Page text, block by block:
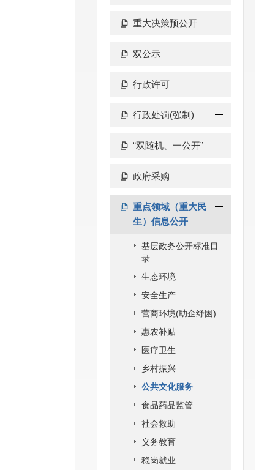
重大决策预公开
双公示
行政许可
行政处罚(强制)
“双随机、一公开”
政府采购
重点领域（重大民
生）信息公开
基层政务公开标准目
录
生态环境
安全生产
营商环境(助企纾困)
惠农补贴
医疗卫生
乡村振兴
公共文化服务
食品药品监管
社会救助
义务教育
稳岗就业